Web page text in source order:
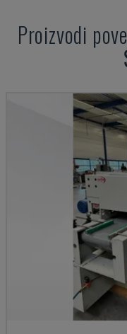
Proizvodi